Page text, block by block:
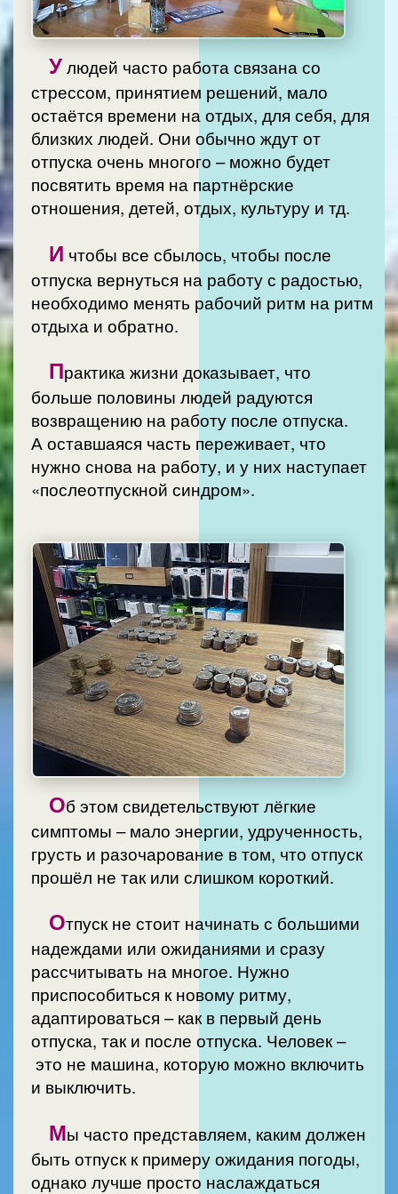
Улюдей часто работа связана со
стрессом, принятием решений, мало
остаётся времени на отдых, для себя, для
близких людей. Они обычно ждут от
отпуска очень многого – можно будет
посвятить время на партнёрские
отношения, детей, отдых, культуру и тд.
И чтобы все сбылось, чтобы после
отпуска вернуться на работу с радостью,
необходимо менять рабочий ритм на ритм
отдыха и обратно.
Практика жизни доказывает, что
больше половины людей радуются
возвращению на работу после отпуска.
А оставшаяся часть переживает, что
нужно снова на работу, и у них наступает
«послеотпускной синдром».
Об этом свидетельствуют лёгкие
симптомы – мало энергии, удрученность,
грусть и разочарование в том, что отпуск
прошёл не так или слишком короткий.
Отпуск не стоит начинать с большими
надеждами или ожиданиями и сразу
рассчитывать на многое. Нужно
приспособиться к новому ритму,
адаптироваться – как в первый день
отпуска, так и после отпуска. Человек –
это не машина, которую можно включить
и выключить.
Мы часто представляем, каким должен
быть отпуск к примеру ожидания погоды,
однако лучше просто наслаждаться